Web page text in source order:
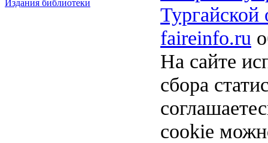
Издания библиотеки
Тургайской
faireinfo.ru
На сайте
сбора
cookie